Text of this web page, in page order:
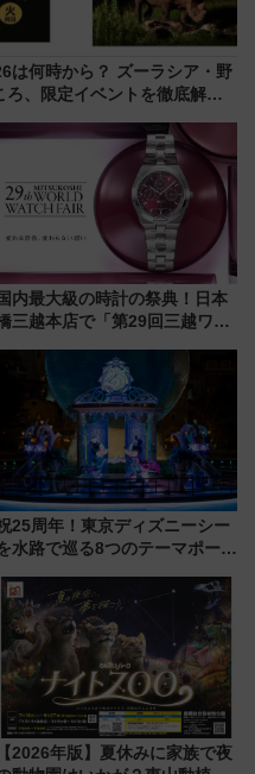
は何時から？ ズーラシア・野
、限定イベントを徹底解
国内最大級の時計の祭典！日本
三越本店で「第29回三越ワー
【2026年8月5日～25日】
25周年！東京ディズニーシー
水路で巡る8つのテーマポート
【2026年版】夏休みに家族で夜